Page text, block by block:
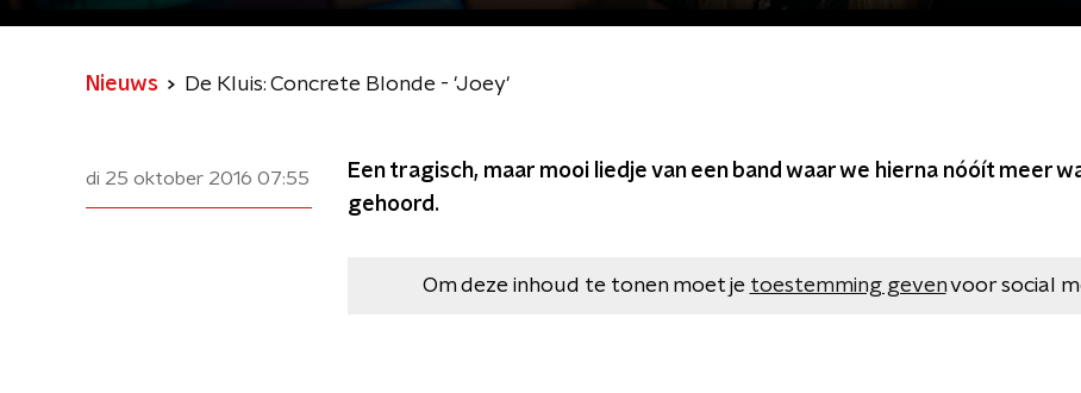
Nieuws De Kluis: Concrete Blonde - 'Joey'
di 25 oktober 2016 07:55
Een tragisch, maar mooi liedje van een band waar we hierna nóóít meer
gehoord.
Om deze inhoud te tonen moet je toestemming gevenvoor social